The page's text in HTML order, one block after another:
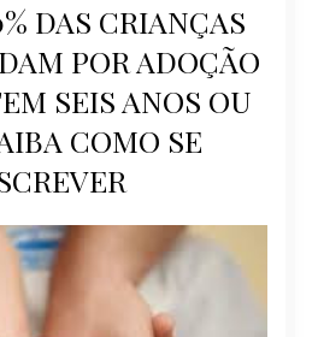
DAS CRIANÇAS
POR ADOÇÃO
SEIS ANOS OU
COMO SE